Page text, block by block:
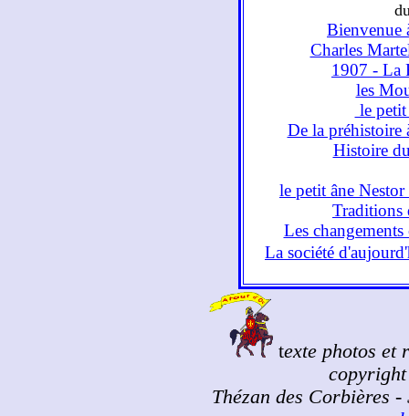
Bienvenue
Charles
1907 - La
les
le
De la préhistoire
Histoire
le petit âne
Traditions
Les
La société
texte photos
Thézan des Corbières